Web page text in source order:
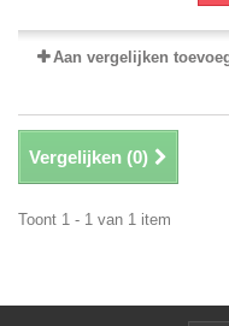
Aan vergelijken
Vergelijken (0)
Toont 1 - 1 van 1 item